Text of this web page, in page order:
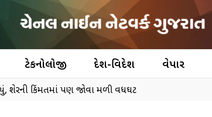
ટેકનોલોજી દેશ-વિદેશ વેપાર
શેરની કિંમતમાં પણ જોવા મળી વધઘટ